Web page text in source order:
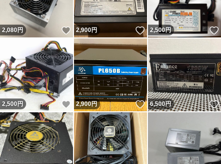
2,080円 いいね！
2,900円 いいね！
2,500円
2,500 円 いいね！
2,900円 いいね！
6,500円